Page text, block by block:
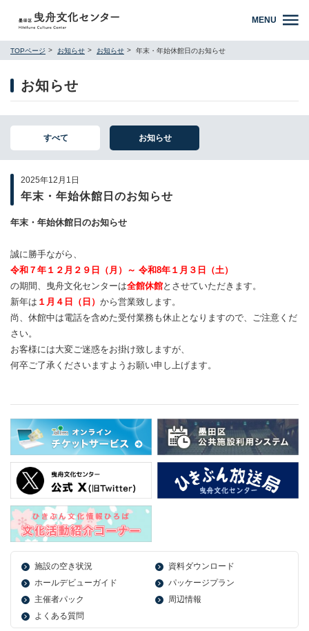
MENU
TOPページ お知らせ お知らせ 年末・年始休館日のお知らせ
お知らせ
すべて お知らせ
2025年12月1日
年末・年始休館日のお知らせ
年末・年始休館日のお知らせ
誠に勝手ながら、
令和７年１２月２９日（月）～ 令和8年１月３日（土）
の期間、曳舟文化センターは全館休館とさせていただきます。
新年は １月４日（日） から営業致します。
尚、休館中は電話を含めた受付業務も休止となりますので、ご注意くだ
さい。
お客様には大変ご迷惑をお掛け致しますが、
何卒ご了承くださいますようお願い申し上げます。
施設の空き状況
資料ダウンロード
ホールデビューガイド
パッケージプラン
主催者パック
周辺情報
よくある質問